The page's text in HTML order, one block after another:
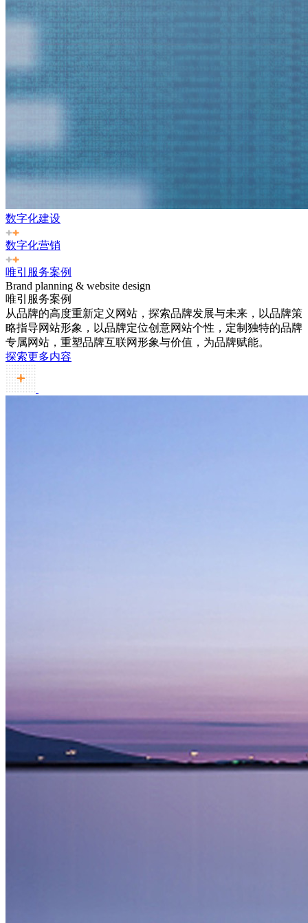
数字化建设
数字化营销
唯引服务案例
Brand planning & website design
唯引服务案例
从品牌的高度重新定义网站，探索品牌发展与未来，以品牌策
略指导网站形象，以品牌定位创意网站个性，定制独特的品牌
专属网站，重塑品牌互联网形象与价值，为品牌赋能。
探索更多内容